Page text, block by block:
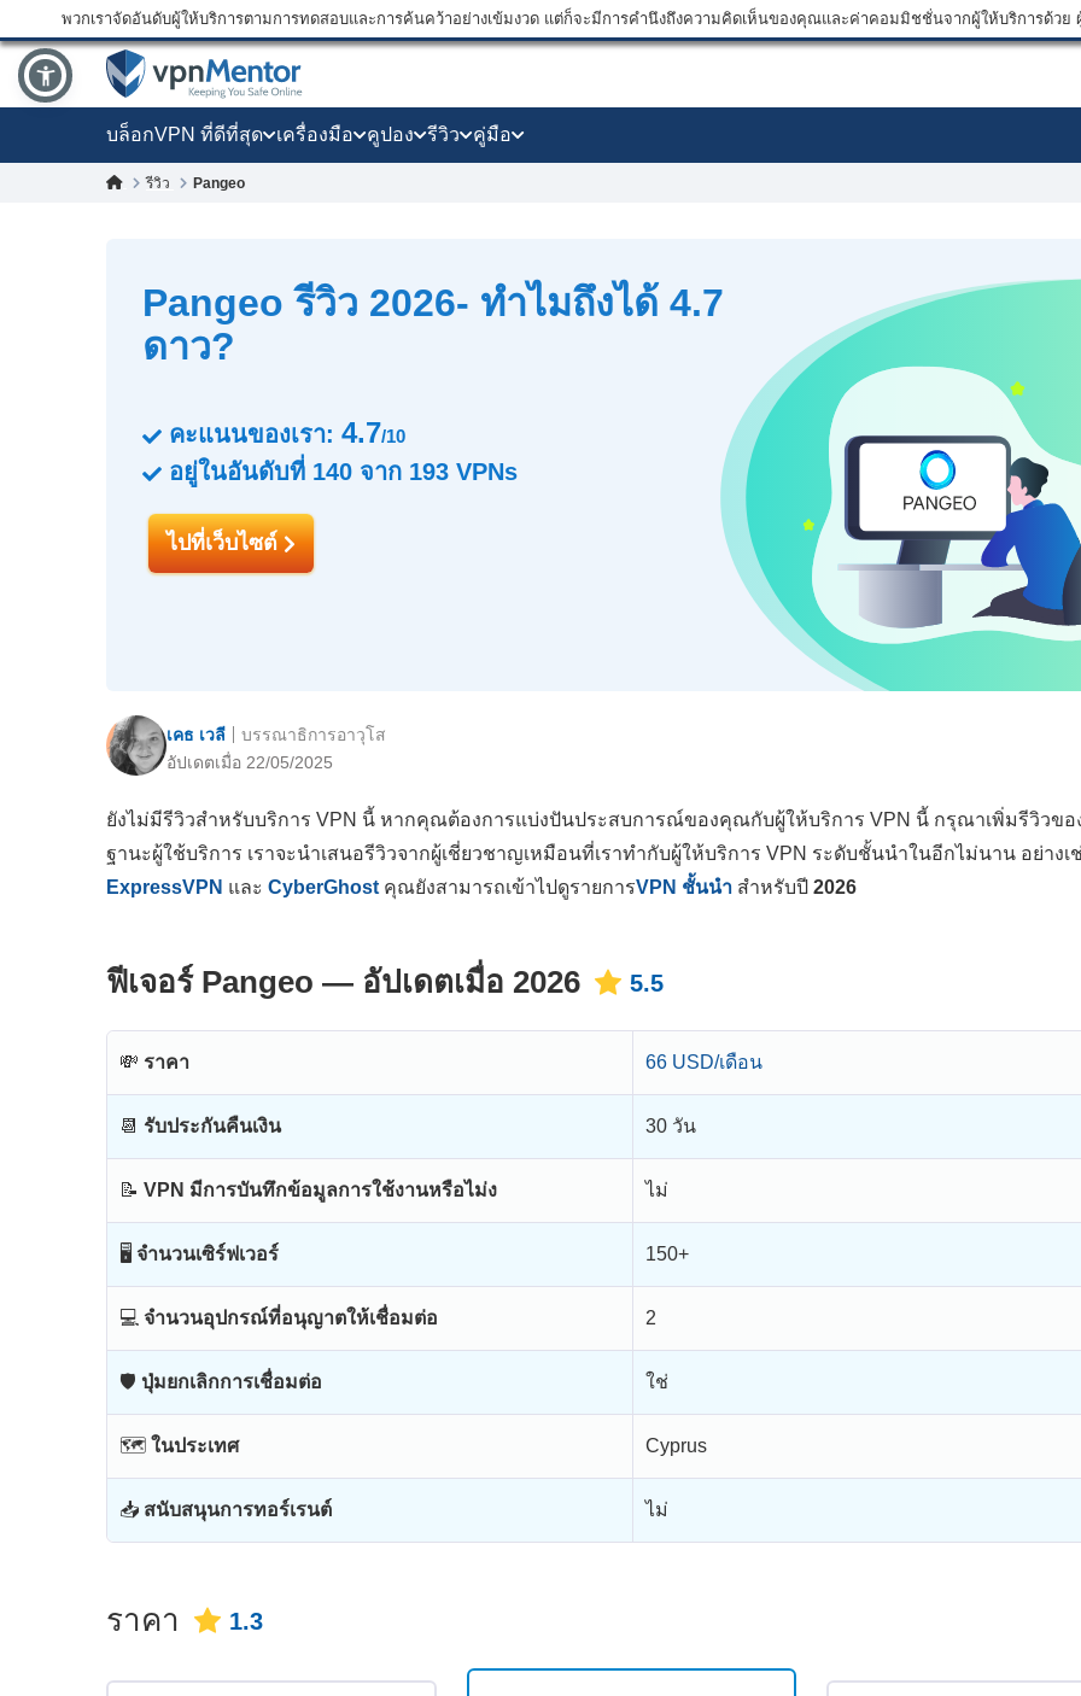
พวกเราจัดอันดับผู้ให้บริการตามการทดสอบและการค้นคว้าอย่างเข้มงวด แต่ก็จะมีการคำนึงถึงความคิดเห็นของคุณและค่าคอมมิชชั่นจากผู้ให้บริการด้วย
บล็อกVPN ที่ดีที่สุด เครื่องมือ คูปอง รีวิว คู่มือ
รีวิว Pangeo
Pangeo รีวิว 2026- ทำไมถึงได้ 4.7
ดาว?
คะแนนของเรา: 4.7/10
อยู่ในอันดับที่ 140 จาก 193 VPNs
ไปที่เว็บไซต์
เคธ เวลี
อัปเดตเมื่อ 22/05/2025
บรรณาธิการอาวุโส
ยังไม่มีรีวิวสำหรับบริการ VPN นี้ หากคุณต้องการแบ่งปันประสบการณ์ของคุณกับผู้ให้บริการ VPN นี้ กรุณาเพิ่มรีวิวข
ฐานะผู้ใช้บริการ เราจะนำเสนอรีวิวจากผู้เชี่ยวชาญเหมือนที่เราทำกับผู้ให้บริการ VPN ระดับชั้นนำในอีกไม่นาน อย่างเ
ExpressVPN และ CyberGhost คุณยังสามารถเข้าไปดูรายการVPN ชั้นนำ สำหรับปี 2026
ฟีเจอร์ Pangeo — อัปเดตเมื่อ 2026 5.5
💸 ราคา 66 USD/เดือน
📆 รับประกันคืนเงิน 30 วัน
📝 VPN มีการบันทึกข้อมูลการใช้งานหรือไม่ง ไม่
🖥 จำนวนเซิร์ฟเวอร์ 150+
💻 จำนวนอุปกรณ์ที่อนุญาตให้เชื่อมต่อ 2
🛡 ปุ่มยกเลิกการเชื่อมต่อ ใช่
🗺 ในประเทศ Cyprus
📥 สนับสนุนการทอร์เรนต์ ไม่
ราคา 1.3